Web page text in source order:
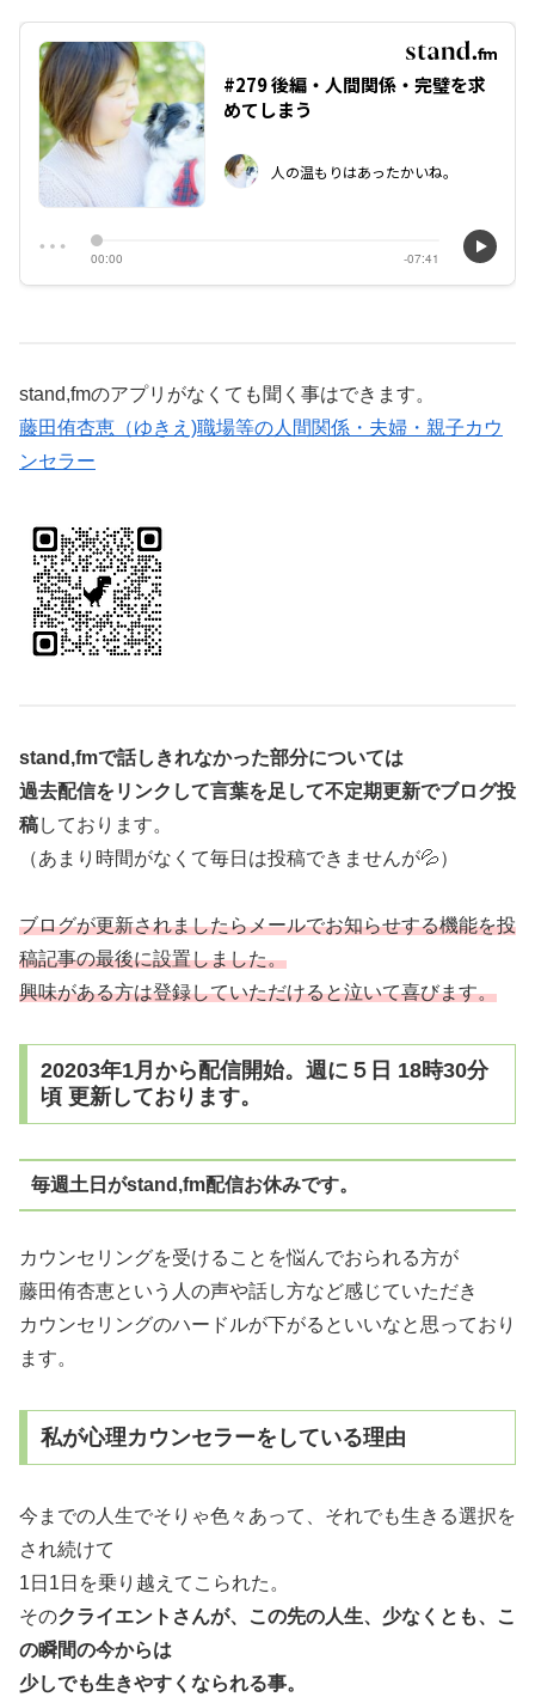
stand,fmのアプリがなくても聞く事はできます。
藤田侑杏恵（ゆきえ)職場等の人間関係・夫婦・親子カウ
ンセラー
stand,fmで話しきれなかった部分については
過去配信をリンクして言葉を足して不定期更新でブログ投
稿しております。
（あまり時間がなくて毎日は投稿できませんが💦）
ブログが更新されましたらメールでお知らせする機能を投
稿記事の最後に設置しました。
興味がある方は登録していただけると泣いて喜びます。
20203年1月から配信開始。週に５日 18時30分
頃 更新しております。
毎週土日がstand,fm配信お休みです。
カウンセリングを受けることを悩んでおられる方が
藤田侑杏恵という人の声や話し方など感じていただき
カウンセリングのハードルが下がるといいなと思っており
ます。
私が心理カウンセラーをしている理由
今までの人生でそりゃ色々あって、それでも生きる選択を
され続けて
1日1日を乗り越えてこられた。
そのクライエントさんが、この先の人生、少なくとも、こ
の瞬間の今からは
少しでも生きやすくなられる事。